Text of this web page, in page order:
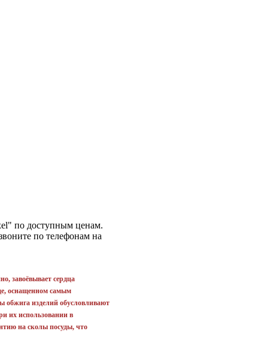
по доступным ценам.
по телефонам на
завоёвывает сердца
оснащенном самым
обжига изделий обусловливают
их использовании в
на сколы посуды, что